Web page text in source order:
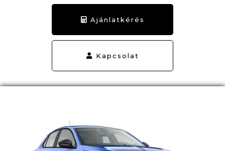
Ajánlatkérés
Kapcsolat